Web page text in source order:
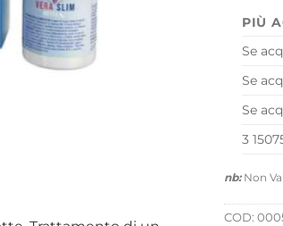
PIÙ
Se
Se
Se
3
nb:Non
COD: